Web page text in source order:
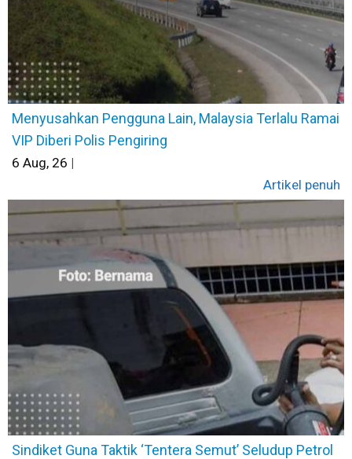
Menyusahkan Pengguna Lain, Malaysia Terlalu Ramai
VIP Diberi Polis Pengiring
6 Aug, 26 |
Artikel penuh
Sindiket Guna Taktik ‘Tentera Semut’ Seludup Petrol